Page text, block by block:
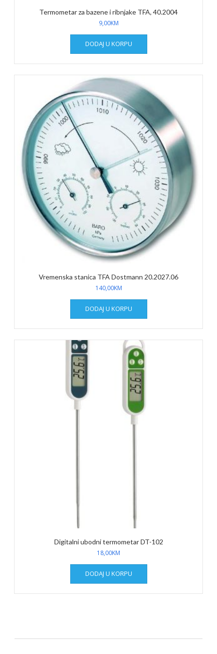
Termometar za bazene i ribnjake TFA, 40.2004
9,00KM
DODAJ U KORPU
Vremenska stanica TFA Dostmann 20.2027.06
140,00KM
DODAJ U KORPU
Digitalni ubodni termometar DT-102
18,00KM
DODAJ U KORPU